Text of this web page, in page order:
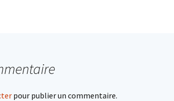
pour publier un commentaire.